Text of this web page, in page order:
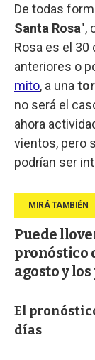
De todas
Santa Rosa",
Rosa es el 30
anteriores o
mito, a una
no será el
ahora
vientos, pero
podrían ser
Puede
pronóstico
agosto y
El
días